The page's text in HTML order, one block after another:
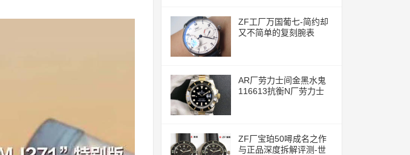
ZF工厂万国葡七-简约却
又不简单的复刻腕表
AR厂劳力士间金黑水鬼
116613抗衡N厂劳力士
ZF厂宝珀50噚成名之作
与正品深度拆解评测-世